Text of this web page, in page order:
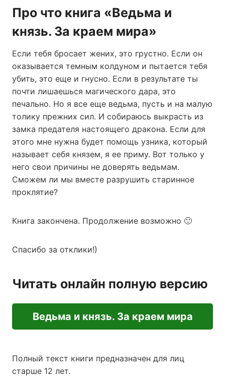
Про что книга «Ведьма и
князь. За краем мира»
Если тебя бросает жених, это грустно. Если он
оказывается темным колдуном и пытается тебя
убить, это еще и гнусно. Если в результате ты
почти лишаешься магического дара, это
печально. Но я все еще ведьма, пусть и на малую
толику прежних сил. И собираюсь выкрасть из
замка предателя настоящего дракона. Если для
этого мне нужна будет помощь узника, который
называет себя князем, я ее приму. Вот только у
него свои причины не доверять ведьмам.
Сможем ли мы вместе разрушить старинное
проклятие?
Книга закончена. Продолжение возможно 🙂
Спасибо за отклики!)
Читать онлайн полную версию
Ведьма и князь. За краем мира
Полный текст книги предназначен для лиц
старше 12 лет.